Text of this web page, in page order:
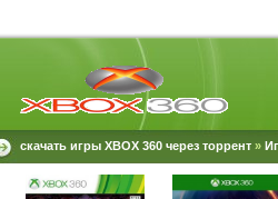
скачать игры XBOX 360 через торрент»